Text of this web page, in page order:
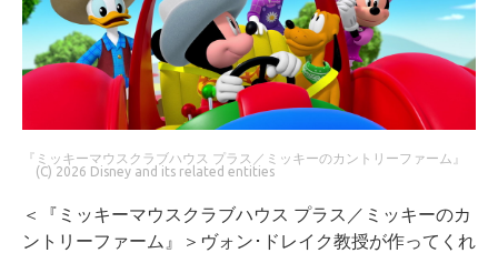
『ミッキーマウスクラブハウス プラス／ミッキーのカントリーファーム』
(C) 2026 Disney and its related entities
＜『ミッキーマウスクラブハウス プラス／ミッキーのカ
ントリーファーム』＞ヴォン･ドレイク教授が作ってくれ